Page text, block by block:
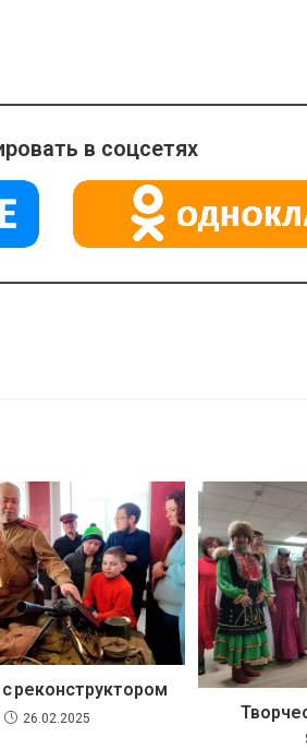
в соцсетях
реконструктором
26.02.2025